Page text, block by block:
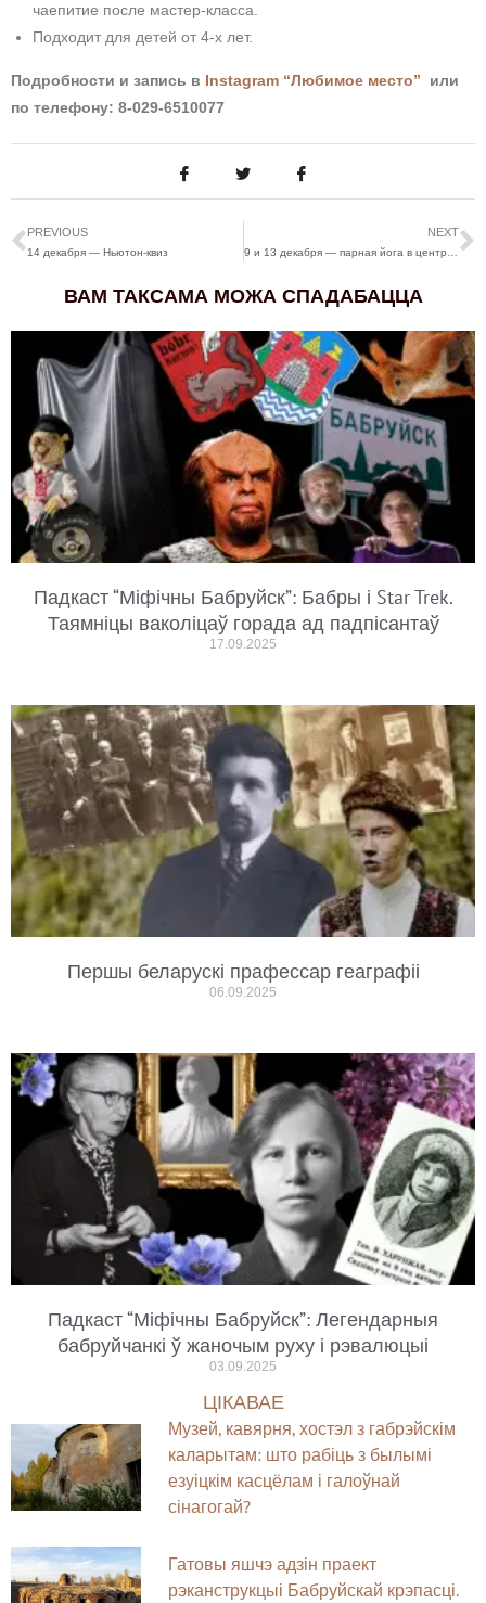
чаепитие после мастер-класса.
Подходит для детей от 4-х лет.
Подробности и запись в Instagram “Любимое место” или
по телефону: 8-029-6510077
PREVIOUS
14 декабря — Ньютон-квиз
NEXT
ВАМ ТАКСАМА МОЖА СПАДАБАЦЦА
Падкаст “Міфічны Бабруйск”: Бабры і Star Trek.
Таямніцы ваколіцаў горада ад падпісантаў
17.09.2025
Першы беларускі прафессар геаграфіі
06.09.2025
Падкаст “Міфічны Бабруйск”: Легендарныя
бабруйчанкі ў жаночым руху і рэвалюцыі
03.09.2025
ЦІКАВАЕ
Музей, кавярня, хостэл з габрэйскім
каларытам: што рабіць з былымі
езуіцкім касцёлам і галоўнай
сінагогай?
Гатовы яшчэ адзін праект
рэканструкцыі Бабруйскай крэпасці.